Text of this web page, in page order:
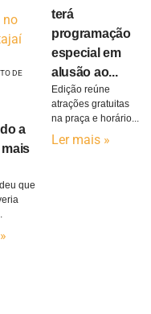
DE
a
que
terá
programação
especial em
alusão ao...
Edição reúne
atrações gratuitas
na praça e horário...
Ler mais »